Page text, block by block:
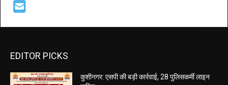
EDITOR PICKS
कुशीनगर: एसपी की बड़ी कार्रवाई, 28 पुलिसकर्मी लाइन